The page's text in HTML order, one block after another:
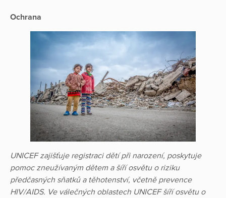
Ochrana
UNICEF zajišťuje registraci dětí při narození, poskytuje
pomoc zneužívaným dětem a šíří osvětu o riziku
předčasných sňatků a těhotenství, včetně prevence
HIV/AIDS. Ve válečných oblastech UNICEF šíří osvětu o